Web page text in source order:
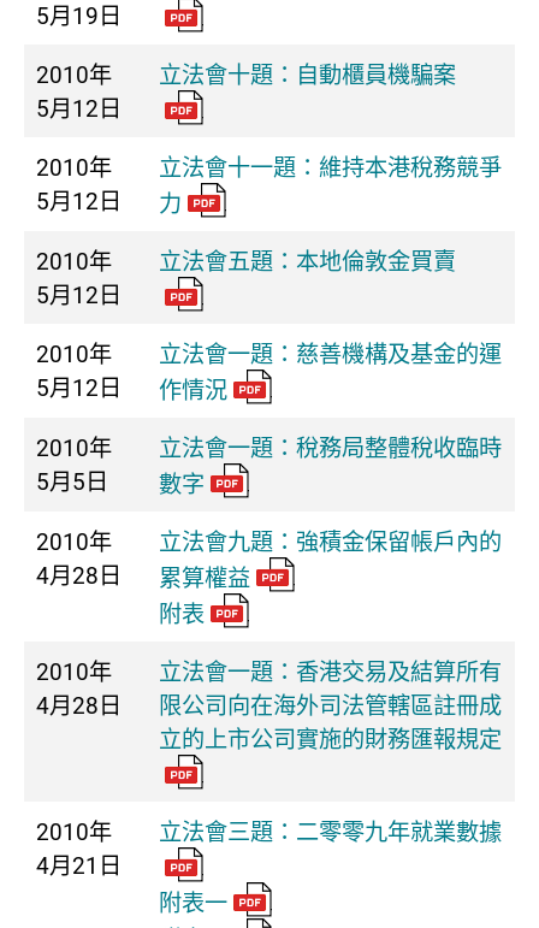
5月19日
2010年
5月12日
立法會十題：自動櫃員機騙案
2010年
5月12日
立法會十一題：維持本港稅務競爭
力
2010年
5月12日
立法會五題：本地倫敦金買賣
2010年
5月12日
立法會一題：慈善機構及基金的運
作情況
2010年
5月5日
立法會一題：稅務局整體稅收臨時
數字
2010年
4月28日
立法會九題：強積金保留帳戶內的
累算權益
附表
2010年
4月28日
立法會一題：香港交易及結算所有
限公司向在海外司法管轄區註冊成
立的上市公司實施的財務匯報規定
2010年
4月21日
立法會三題：二零零九年就業數據
附表一